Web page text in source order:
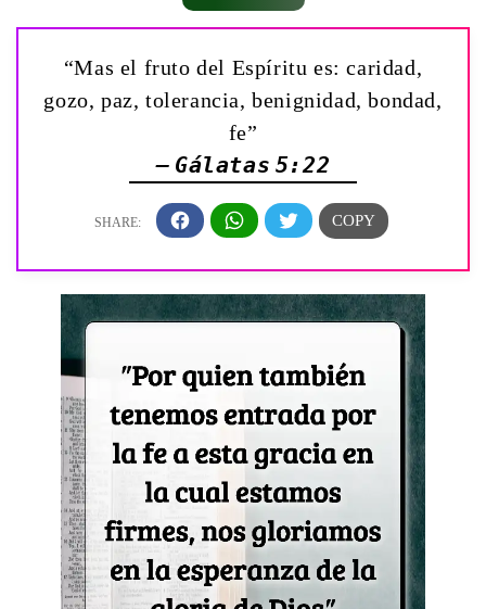
“Mas el fruto del Espíritu es: caridad,
gozo, paz, tolerancia, benignidad, bondad,
fe”
— Gálatas 5:22